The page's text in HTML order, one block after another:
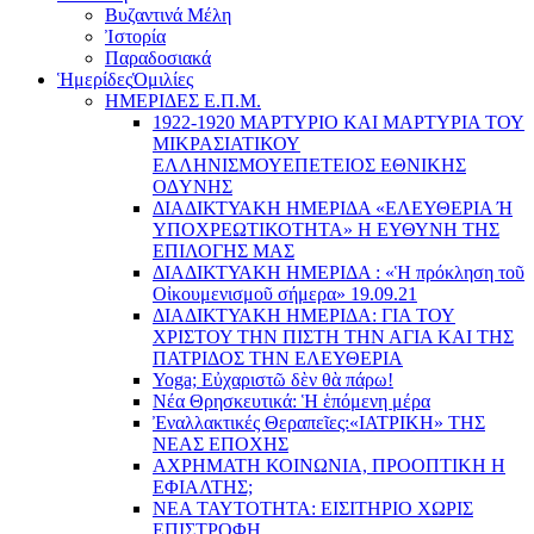
Βυζαντινά Μέλη
Ἰστορία
Παραδοσιακά
ἩμερίδεςὉμιλίες
ΗΜΕΡΙΔΕΣ Ε.Π.Μ.
1922-1920 ΜΑΡΤΥΡΙΟ ΚΑI ΜΑΡΤΥΡIΑ ΤΟΥ
ΜΙΚΡΑΣΙΑΤΙΚΟΥ
EΛΛΗΝΙΣΜΟΥEΠEΤΕΙΟΣ EΘΝΙΚHΣ
O∆YΝΗΣ
ΔΙΑΔΙΚΤΥΑΚΗ ΗΜΕΡΙΔΑ «EΛΕΥΘΕΡΙΑ Ή
YΠΟΧΡΕΩΤΙΚΟΤΗΤΑ» Η ΕΥΘΥΝΗ ΤΗΣ
EΠΙΛΟΓΗΣ ΜΑΣ
ΔΙΑΔΙΚΤΥΑΚΗ ΗΜΕΡΙΔΑ : «Ἡ πρόκληση τοῦ
Οἰκουμενισμοῦ σήμερα» 19.09.21
ΔΙΑΔΙΚΤΥΑΚΗ ΗΜΕΡΙΔΑ: ΓΙΑ ΤΟΥ
ΧΡΙΣΤΟΥ ΤΗΝ ΠΙΣΤΗ ΤΗΝ ΑΓΙΑ ΚΑΙ ΤΗΣ
ΠΑΤΡΙΔΟΣ ΤΗΝ ΕΛΕΥΘΕΡΙΑ
Yoga; Εὐχαριστῶ δὲν θὰ πάρω!
Νέα Θρησκευτικά: Ἡ ἑπόμενη μέρα
Ἐναλλακτικές Θεραπεῖες:«ΙΑΤΡΙΚΗ» ΤΗΣ
ΝΕΑΣ ΕΠΟΧΗΣ
ΑΧΡΗΜΑΤΗ ΚΟΙΝΩΝΙΑ, ΠΡΟΟΠΤΙΚΗ Η
ΕΦΙΑΛΤΗΣ;
ΝΕΑ ΤΑΥΤΟΤΗΤΑ: ΕΙΣΙΤΗΡΙΟ ΧΩΡΙΣ
ΕΠΙΣΤΡΟΦΗ